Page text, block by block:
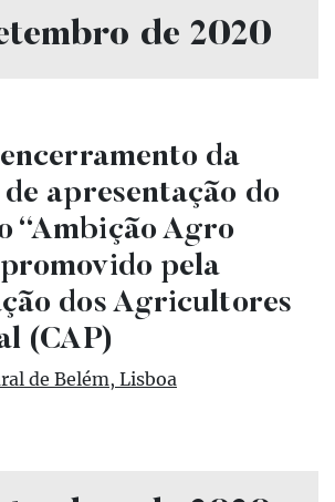
de 2020
encerramento da
apresentação do
“Ambição Agro
pela
dos Agricultores
(CAP)
de Belém, Lisboa